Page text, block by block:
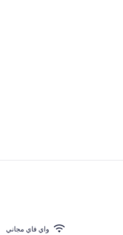
واي فاي مجاني